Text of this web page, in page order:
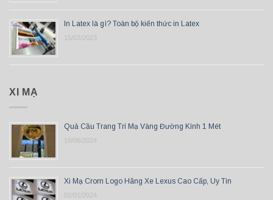
In Latex là gì? Toàn bộ kiến thức in Latex
15/03/2023
XI MẠ
Quả Cầu Trang Trí Mạ Vàng Đường Kính 1 Mét
19/06/2024
Xi Mạ Crom Logo Hãng Xe Lexus Cao Cấp, Uy Tín
02/01/2024